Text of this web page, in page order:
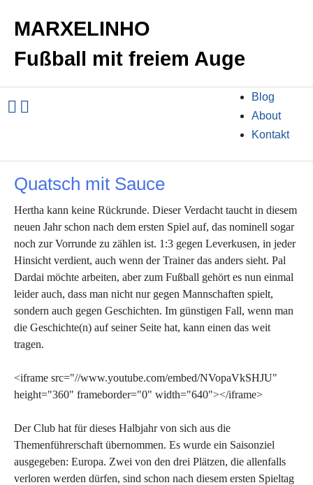
MARXELINHO
Fußball mit freiem Auge
Blog
About
Kontakt
Quatsch mit Sauce
Hertha kann keine Rückrunde. Dieser Verdacht taucht in diesem
neuen Jahr schon nach dem ersten Spiel auf, das nominell sogar
noch zur Vorrunde zu zählen ist. 1:3 gegen Leverkusen, in jeder
Hinsicht verdient, auch wenn der Trainer das anders sieht. Pal
Dardai möchte arbeiten, aber zum Fußball gehört es nun einmal
leider auch, dass man nicht nur gegen Mannschaften spielt,
sondern auch gegen Geschichten. Im günstigen Fall, wenn man
die Geschichte(n) auf seiner Seite hat, kann einen das weit
tragen.
<iframe src="//www.youtube.com/embed/NVopaVkSHJU"
height="360" frameborder="0" width="640"></iframe>
Der Club hat für dieses Halbjahr von sich aus die
Themenführerschaft übernommen. Es wurde ein Saisonziel
ausgegeben: Europa. Zwei von den drei Plätzen, die allenfalls
verloren werden dürfen, sind schon nach diesem ersten Spieltag